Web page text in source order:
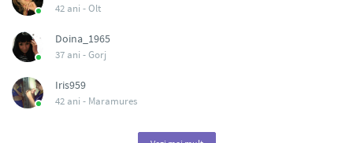
42 ani -Olt
Doina_1965
37 ani -Gorj
Iris959
42 ani - Maramures